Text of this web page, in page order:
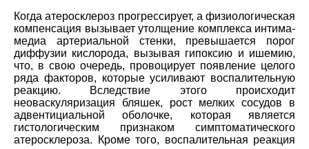
Когда атеросклероз прогрессирует, а физиологическая
компенсация вызывает утолщение комплекса интима-
медиа артериальной стенки, превышается порог
диффузии кислорода, вызывая гипоксию и ишемию,
что, в свою очередь, провоцирует появление целого
ряда факторов, которые усиливают воспалительную
реакцию. Вследствие этого происходит
неоваскуляризация бляшек, рост мелких сосудов в
адвентициальной оболочке, которая является
гистологическим признаком симптоматического
атеросклероза. Кроме того, воспалительная реакция